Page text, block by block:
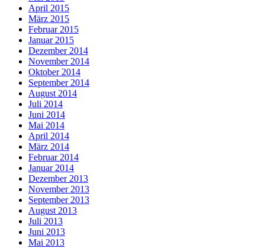
April 2015
März 2015
Februar 2015
Januar 2015
Dezember 2014
November 2014
Oktober 2014
September 2014
August 2014
Juli 2014
Juni 2014
Mai 2014
April 2014
März 2014
Februar 2014
Januar 2014
Dezember 2013
November 2013
September 2013
August 2013
Juli 2013
Juni 2013
Mai 2013